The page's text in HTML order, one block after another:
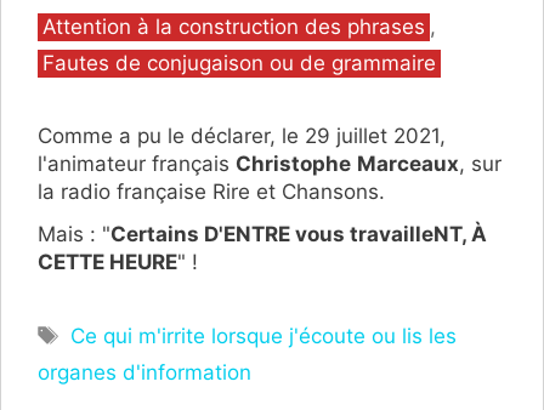
Catégories
Attention à la construction des phrases ,
Fautes de conjugaison ou de grammaire
Comme a pu le déclarer, le 29 juillet 2021,
l'animateur français Christophe Marceaux, sur
la radio française Rire et Chansons.
Mais : "Certains D'ENTRE vous travailleNT, À
CETTE HEURE" !
Étiquettes
Ce qui m'irrite lorsque j'écoute ou lis les
organes d'information